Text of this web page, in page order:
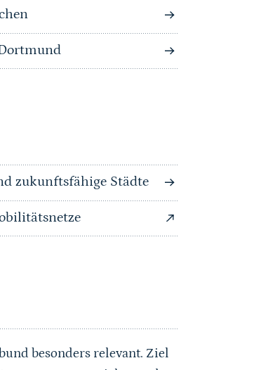
zukunftsfähige Städte
besonders relevant. Ziel